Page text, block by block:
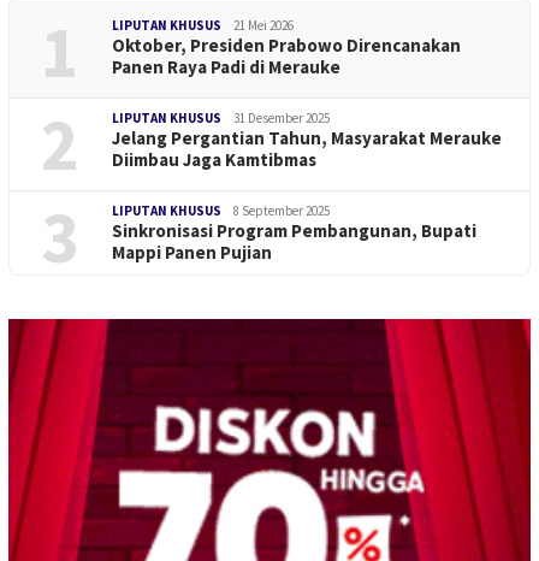
1 LIPUTAN KHUSUS 21 Mei 2026
Oktober, Presiden Prabowo Direncanakan
Panen Raya Padi di Merauke
2 LIPUTAN KHUSUS 31 Desember 2025
Jelang Pergantian Tahun, Masyarakat Merauke
Diimbau Jaga Kamtibmas
3 LIPUTAN KHUSUS 8 September 2025
Sinkronisasi Program Pembangunan, Bupati
Mappi Panen Pujian